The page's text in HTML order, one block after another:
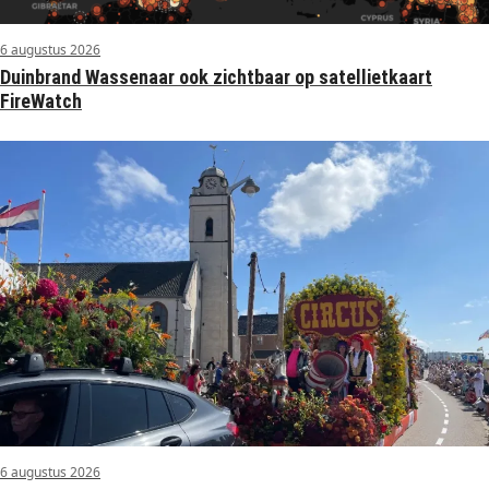
6 augustus 2026
Duinbrand Wassenaar ook zichtbaar op satellietkaart
FireWatch
6 augustus 2026